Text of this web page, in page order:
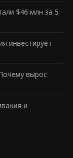
$46 млн за 5
инвестирует
вырос
и